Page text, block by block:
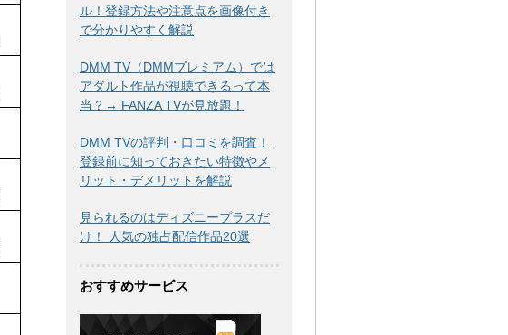
ル！登録方法や注意点を画像付き
で分かりやすく解説
DMM TV（DMMプレミアム）では
アダルト作品が視聴できるって本
当？→ FANZA TVが見放題！
DMM TVの評判・口コミを調査！
登録前に知っておきたい特徴やメ
リット・デメリットを解説
見られるのはディズニープラスだ
け！ 人気の独占配信作品20選
おすすめサービス